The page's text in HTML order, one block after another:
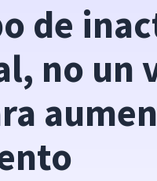
de
no un